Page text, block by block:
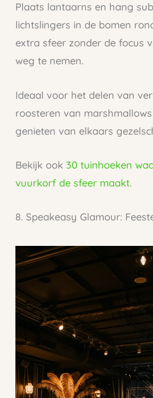
Plaats lantaarns en hang
lichtslingers in de bomen
extra sfeer zonder de focus
weg te nemen.
Ideaal voor het delen van
roosteren van
genieten van elkaars
Bekijk ook 30 tuinhoeken
vuurkorf de sfeer maakt.
8. Speakeasy Glamour: